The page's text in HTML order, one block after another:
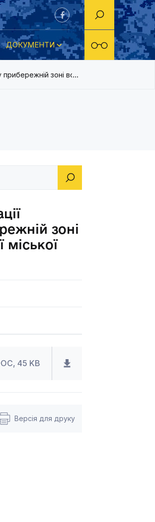
ДОКУМЕНТИ
зоні водних об?єктів на
зоні
міської
45 KB
Версія для друку